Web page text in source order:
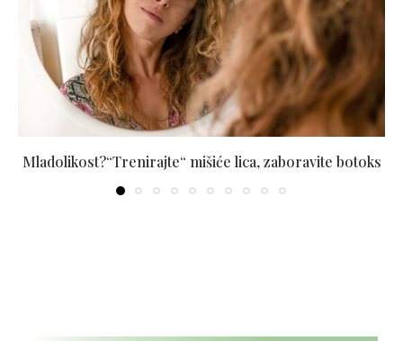
Mladolikost?“Trenirajte“ mišiće lica, zaboravite botoks